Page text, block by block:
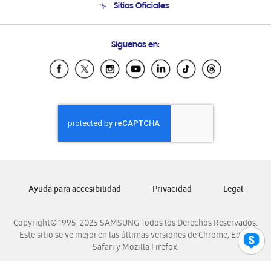
Soporte vía eMail
Sitios Oficiales
Samsung Ecuador
Samsung El Salvador
Samsung Honduras
Samsung Nicaragua
Samsung Panamá
Samsung Venezuela
Síguenos en:
Copyright© 1995-2025 SAMSUNG Todos los Derechos Reservados.
Este sitio se ve mejor en las últimas versiones de Chrome, Edge,
Safari y Mozilla Firefox.
Ayuda para accesibilidad Privacidad Legal